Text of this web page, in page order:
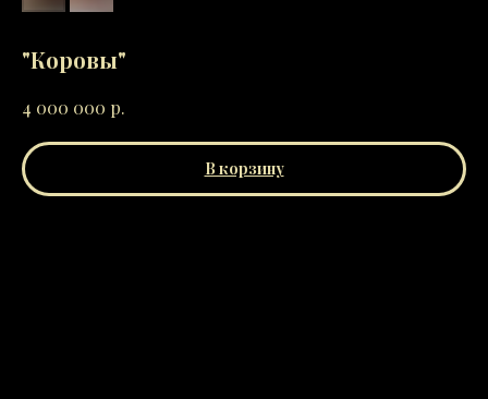
"Коровы"
4 000 000 р.
В корзину